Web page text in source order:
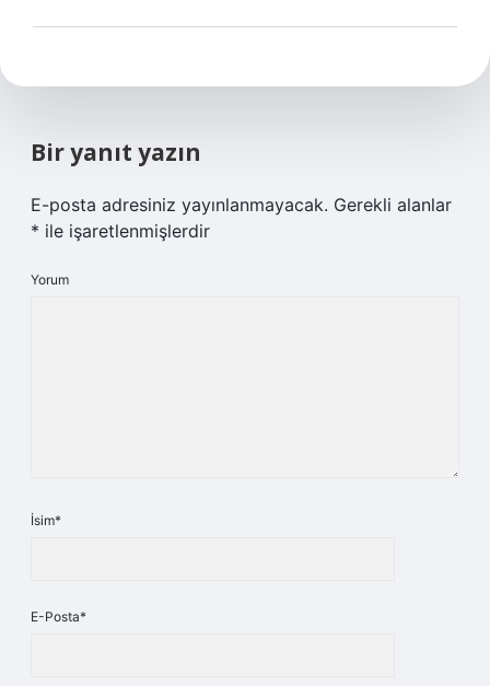
Bir yanıt yazın
E-posta adresiniz yayınlanmayacak. Gerekli alanlar
* ile işaretlenmişlerdir
Yorum
İsim*
E-Posta*